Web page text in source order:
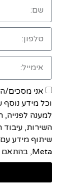
אני מסכים/
וכל מידע
למענה
השירות, עיבוד
Meta, בהתאם ל